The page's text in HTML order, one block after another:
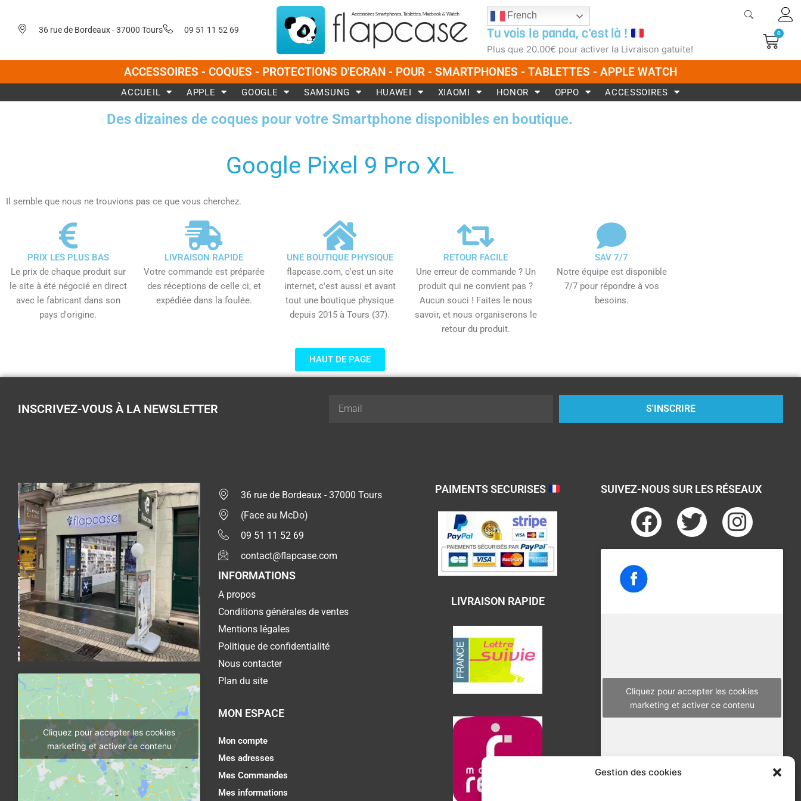
Gestion des cookies
contenu
36 rue de Bordeaux - 37000 Tours 09 51 11 52 69
French
Tu vois le panda, c'est là !
Plus que 20.00€ pour activer la Livraison gatuite!
0
ACCESSOIRES - COQUES - PROTECTIONS D'ECRAN - POUR - SMARTPHONES - TABLETTES - APPLE WATCH
ACCUEIL APPLE GOOGLE SAMSUNG HUAWEI XIAOMI HONOR OPPO ACCESSOIRES
Des dizaines de coques pour votre Smartphone disponibles en boutique.
Google Pixel 9 Pro XL
Il semble que nous ne trouvions pas ce que vous cherchez.
PRIX LES PLUS BAS
Le prix de chaque produit sur
le site à été négocié en direct
avec le fabricant dans son
pays d'origine.
LIVRAISON RAPIDE
Votre commande est préparée
des réceptions de celle ci, et
expédiée dans la foulée.
UNE BOUTIQUE PHYSIQUE
flapcase.com, c'est un site
internet, c'est aussi et avant
tout une boutique physique
depuis 2015 à Tours (37).
RETOUR FACILE
Une erreur de commande ? Un
produit qui ne convient pas ?
Aucun souci ! Faites le nous
savoir, et nous organiserons le
retour du produit.
SAV 7/7
Notre équipe est disponible
7/7 pour répondre à vos
besoins.
HAUT DE PAGE
INSCRIVEZ-VOUS À LA NEWSLETTER S'INSCRIRE
Cliquez pour accepter les cookies
marketing et activer ce contenu
36 rue de Bordeaux - 37000 Tours
(Face au McDo)
09 51 11 52 69
contact@flapcase.com
INFORMATIONS
A propos
Conditions générales de ventes
Mentions légales
Politique de confidentialité
Nous contacter
Plan du site
MON ESPACE
Mon compte
Mes adresses
Mes Commandes
Mes informations
PAIMENTS SECURISES
LIVRAISON RAPIDE
SUIVEZ-NOUS SUR LES RÉSEAUX
F
a
e
T
w
I
n
m
Cliquez pour accepter les cookies
marketing et activer ce contenu